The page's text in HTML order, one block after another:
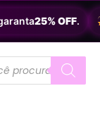
25% OFF.